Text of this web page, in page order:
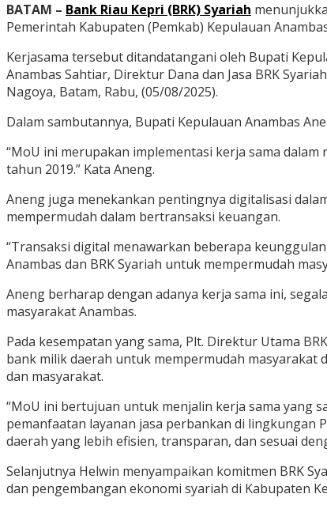
BATAM – Bank Riau Kepri (BRK) Syariah
Pemerintah Kabupaten (Pemkab) Kepulauan
Kerjasama tersebut ditandatangani oleh Bupati
Anambas Sahtiar, Direktur Dana dan Jasa BRK
Nagoya, Batam, Rabu, (05/08/2025).
Dalam sambutannya, Bupati Kepulauan Anambas
“MoU ini merupakan implementasi kerja sama
tahun 2019.” Kata Aneng.
Aneng juga menekankan pentingnya digitalisasi
mempermudah dalam bertransaksi keuangan.
“Transaksi digital menawarkan beberapa
Anambas dan BRK Syariah untuk mempermudah
Aneng berharap dengan adanya kerja sama ini,
masyarakat Anambas.
Pada kesempatan yang sama, Plt. Direktur Utama
bank milik daerah untuk mempermudah masyarakat
dan masyarakat.
“MoU ini bertujuan untuk menjalin kerja sama yang
pemanfaatan layanan jasa perbankan di lingkungan
daerah yang lebih efisien, transparan, dan sesuai
Selanjutnya Helwin menyampaikan komitmen BRK
dan pengembangan ekonomi syariah di Kabupaten